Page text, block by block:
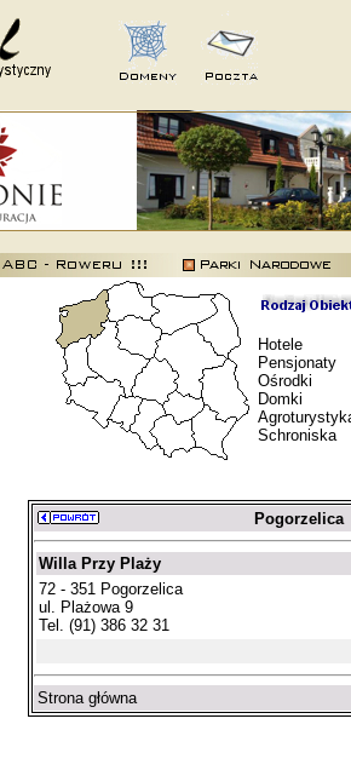
Hotele
Pensjonaty
Ośrodki
Domki
Schroniska
Pogorzelica
Willa Przy Plaży
72 - 351 Pogorzelica
ul. Plażowa 9
Tel. (91) 386 32 31
Strona główna